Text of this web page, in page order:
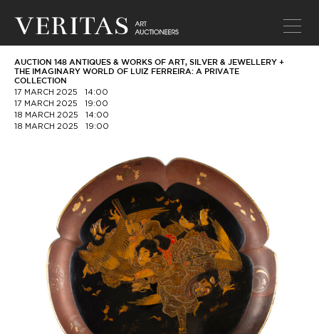
AUCTION 148 ANTIQUES & WORKS OF ART, SILVER & JEWELLERY +
THE IMAGINARY WORLD OF LUIZ FERREIRA: A PRIVATE
COLLECTION
17 MARCH 2025
14:00
17 MARCH 2025
19:00
18 MARCH 2025
14:00
18 MARCH 2025
19:00